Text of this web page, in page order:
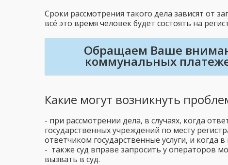
Сроки рассмотрения такого дела зависят от
всё это время человек будет состоять на
Обращаем Ваше
коммунальных
Какие могут возникнуть
- при рассмотрении дела, в случаях, когда
государственных учреждений по месту
ответчиком государственные услуги, и когда
- также суд вправе запросить у операторов
вызвать в суд.